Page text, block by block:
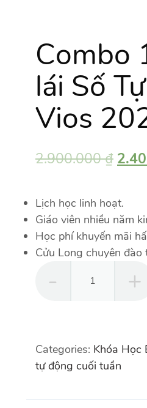
Combo
lái Số
Vios
2.900.000₫
Lịch học linh hoạt.
Giáo viên nhiều năm
Học phí khuyến mãi
Cửu Long chuyên
tay
lái
Categories: Khóa Học
tự động cuối tuần